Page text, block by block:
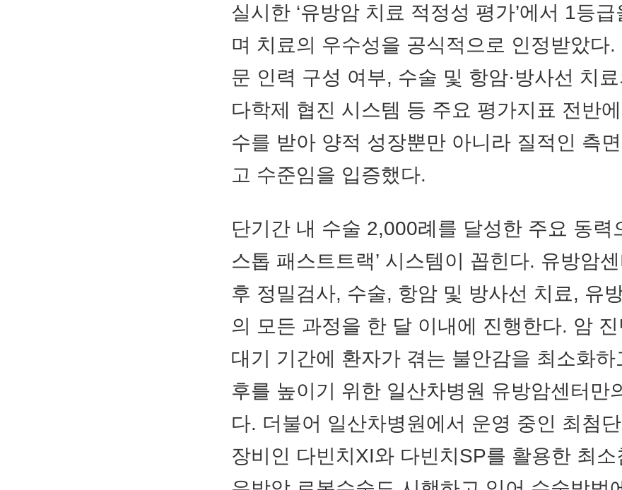
실시한 ‘유방암 치료 적정성 평가’에서 1등
며 치료의 우수성을 공식적으로 인정받았다.
문 인력 구성 여부, 수술 및 항암·방사선 치
다학제 협진 시스템 등 주요 평가지표 전반
수를 받아 양적 성장뿐만 아니라 질적인 측
고 수준임을 입증했다.
단기간 내 수술 2,000례를 달성한 주요 동력
스톱 패스트트랙’ 시스템이 꼽힌다. 유방암
후 정밀검사, 수술, 항암 및 방사선 치료, 유
의 모든 과정을 한 달 이내에 진행한다. 암
대기 기간에 환자가 겪는 불안감을 최소화하
후를 높이기 위한 일산차병원 유방암센터만
다. 더불어 일산차병원에서 운영 중인 최첨
장비인 다빈치XI와 다빈치SP를 활용한 최소